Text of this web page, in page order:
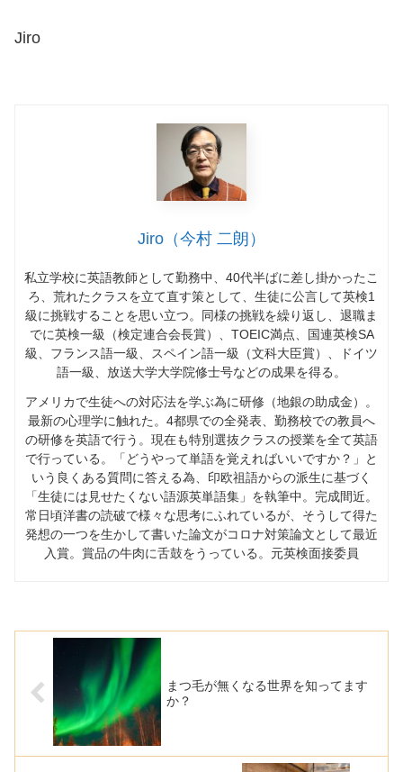
Jiro
Jiro（今村 二朗）
私立学校に英語教師として勤務中、 40代半ばに差し掛かったこ
ろ、荒れたクラスを立て直す策として、生徒に公言して英検1
級に挑戦することを思い立つ。同様の挑戦を繰り返し、退職ま
でに英検一級（検定連合会長賞）、 TOEIC満点、国連英検SA
級、フランス語一級、スペイン語一級（文科大臣賞）、ドイツ
語一級、放送大学大学院修士号などの成果を得る。
アメリカで生徒への対応法を学ぶ為に研修（地銀の助成金）。
最新の心理学に触れた。 4都県での全発表、勤務校での教員へ
の研修を英語で行う。現在も特別選抜クラスの授業を全て英語
で行っている。「どうやって単語を覚えればいいですか？」と
いう良くある質問に答える為、印欧祖語からの派生に基づく
「生徒には見せたくない語源英単語集」を執筆中。完成間近。
常日頃洋書の読破で様々な思考にふれているが、そうして得た
発想の一つを生かして書いた論文がコロナ対策論文として最近
入賞。賞品の牛肉に舌鼓をうっている。元英検面接委員
まつ毛が無くなる世界を知ってます
か？